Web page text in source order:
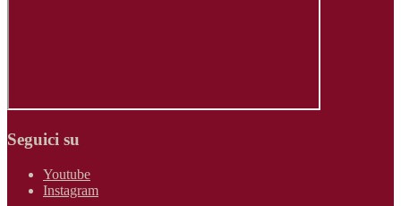
Seguici su
Youtube
Instagram